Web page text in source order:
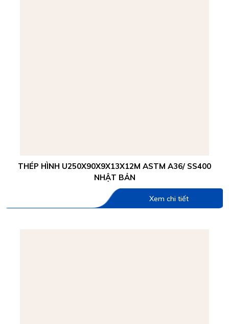
THÉP HÌNH U250X90X9X13X12M ASTM A36/ SS400
NHẬT BẢN
Xem chi tiết